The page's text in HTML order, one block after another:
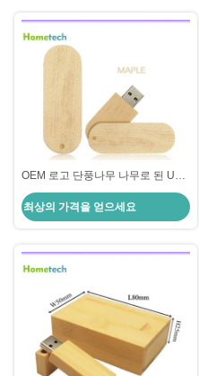
OEM 로고 단풍나무 나무로 된 USB
플래시는 스마트 장치를 위한 4GB
8GB 16GB 능력을 운전합니다
최상의 가격을 얻으세요